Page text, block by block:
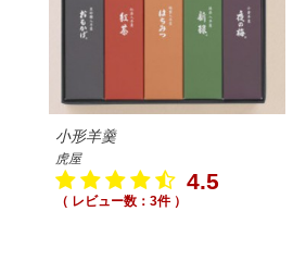
小形羊羹
虎屋
4.5
（ レビュー数：3件 ）